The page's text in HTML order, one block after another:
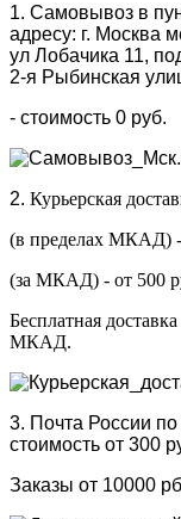
1. Самовывоз в
адресу: г. Москва
ул Лобачика 11,
2-я Рыбинская
- стоимость 0 руб.
2. Курьерская
(в пределах МКАД) -
(за МКАД) - от 500
Бесплатная
МКАД.
3. Почта России
стоимость от 300
Заказы от 10000